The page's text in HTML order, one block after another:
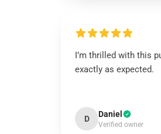
I’m thrilled with this
exactly as expected.
D Daniel
Verified owner